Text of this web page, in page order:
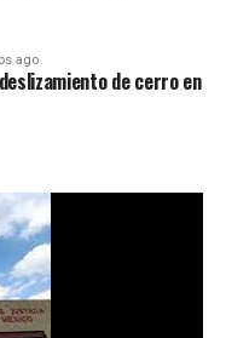
ago
de cerro en